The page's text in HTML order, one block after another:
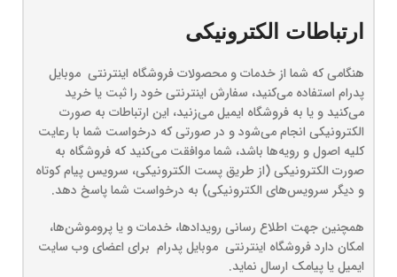
ارتباطات الکترونیکی
هنگامی که شما از خدمات و محصولات فروشگاه اینترنتی موبایل
پدرام استفاده می‏‌کنید، سفارش اینترنتی خود را ثبت یا خرید
می‏‌کنید و یا به فروشگاه ایمیل می‏‌زنید، این ارتباطات به صورت
الکترونیکی انجام می‏‌شود و در صورتی که درخواست شما با رعایت
کلیه اصول و رویه‏‌ها باشد، شما موافقت می‌‏کنید که فروشگاه به
صورت الکترونیکی (از طریق پست الکترونیکی، سرویس پیام کوتاه
و دیگر سرویس‌های الکترونیکی) به درخواست شما پاسخ دهد.
همچنین جهت اطلاع رسانی رویدادها، خدمات و یا پروموشن‌ها،
امکان دارد فروشگاه اینترنتی موبایل پدرام برای اعضای وب سایت
ایمیل یا پیامک ارسال نماید.